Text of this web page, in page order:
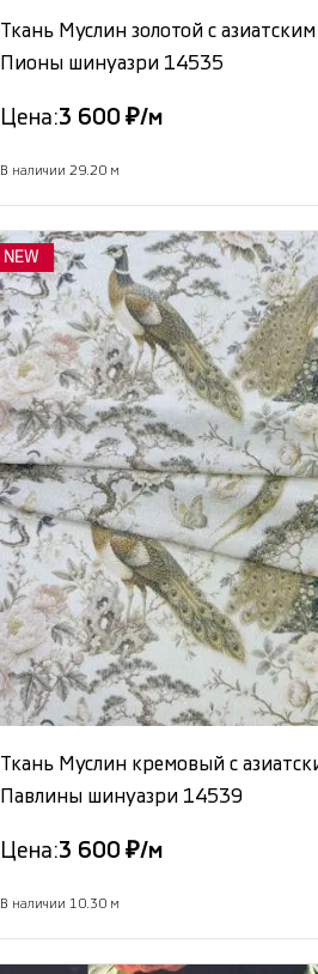
Ткань Муслин золотой с
Пионы шинуазри 14535
Цена:3 600 ₽/м
В наличии 29.20 м
NEW
Ткань Муслин кремовый с
Павлины шинуазри 14539
Цена:3 600 ₽/м
В наличии 10.30 м